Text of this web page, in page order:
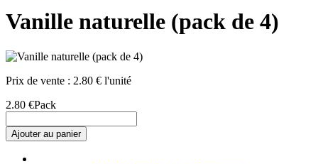
Vanille naturelle (pack de 4)
Prix de vente : 2.80 € l'unité
2.80 €Pack
Ajouter au panier